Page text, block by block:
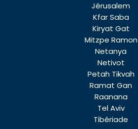
Jérusalem
Kfar Saba
Kiryat Gat
Mitzpe Ramon
Netanya
Netivot
Petah Tikvah
Ramat Gan
Raanana
Tel Aviv
Tibériade